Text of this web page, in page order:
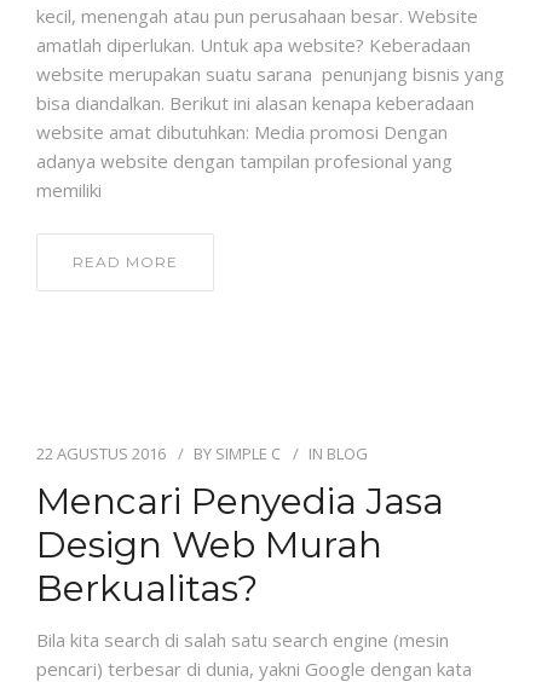
kecil, menengah atau pun perusahaan besar. Website
amatlah diperlukan. Untuk apa website? Keberadaan
website merupakan suatu sarana penunjang bisnis yang
bisa diandalkan. Berikut ini alasan kenapa keberadaan
website amat dibutuhkan: Media promosi Dengan
adanya website dengan tampilan profesional yang
memiliki
READ MORE
22 AGUSTUS 2016 BY SIMPLE C IN BLOG
Mencari Penyedia Jasa
Design Web Murah
Berkualitas?
Bila kita search di salah satu search engine (mesin
pencari) terbesar di dunia, yakni Google dengan kata